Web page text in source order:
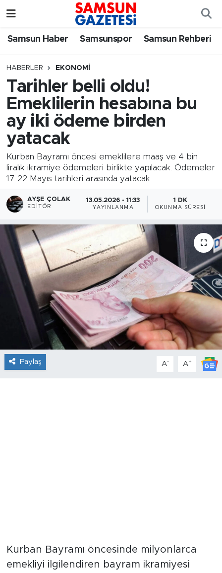
Samsun Haber Samsunspor Samsun Rehberi
HABERLER EKONOMI
Tarihler belli oldu!
Emeklilerin hesabına bu
ay iki ödeme birden
yatacak
Kurban Bayramı öncesi emeklilere maaş ve 4 bin
liralık ikramiye ödemeleri birlikte yapılacak. Ödemeler
17-22 Mayıs tarihleri arasında yatacak.
AYŞE ÇOLAK
EDITÖR
13.05.2026 - 11:33
YAYINLANMA
1 DK
OKUNMA SÜRESI
Paylaş A- A+
Kurban Bayramı öncesinde milyonlarca
emekliyi ilgilendiren bayram ikramiyesi
Samsun Haber
Samsun Rehberi
Resmi İlanlar
Samsun Nöbetçi Eczaneler
Samsun Hava Durumu
SAMSUN Namaz Vakitleri
Samsun Trafik Yoğunluk Haritası
Süper Lig Puan Durumu ve Fikstür
Tüm Manşetler